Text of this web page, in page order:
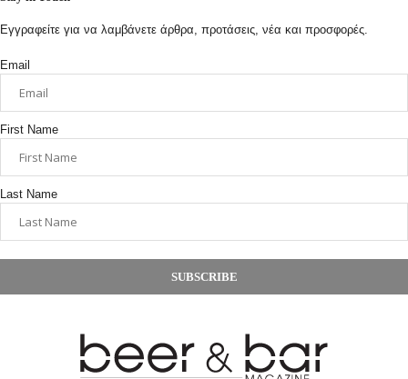
Εγγραφείτε για να λαμβάνετε άρθρα, προτάσεις, νέα και προσφορές.
Email
First Name
Last Name
SUBSCRIBE